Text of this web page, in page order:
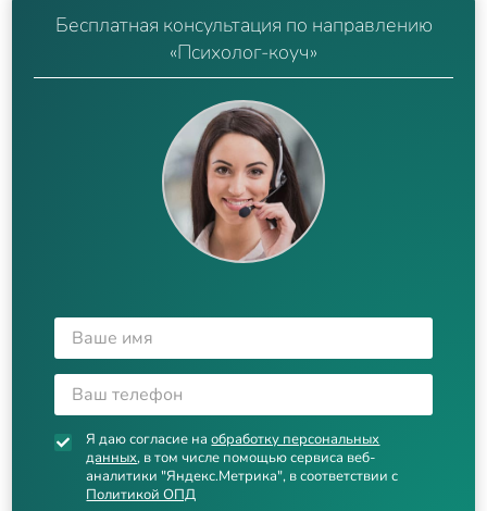
Бесплатная консультация по направлению
«Психолог-коуч»
Я даю согласие наобработку персональных
данных, в том числе помощью сервиса веб-
аналитики "Яндекс.Метрика", в соответствии с
Политикой ОПД